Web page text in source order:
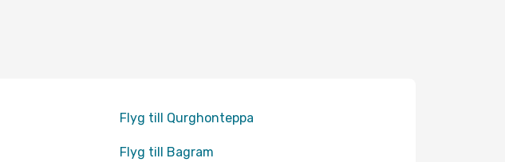
Flyg till Qurghonteppa
Flyg till Bagram